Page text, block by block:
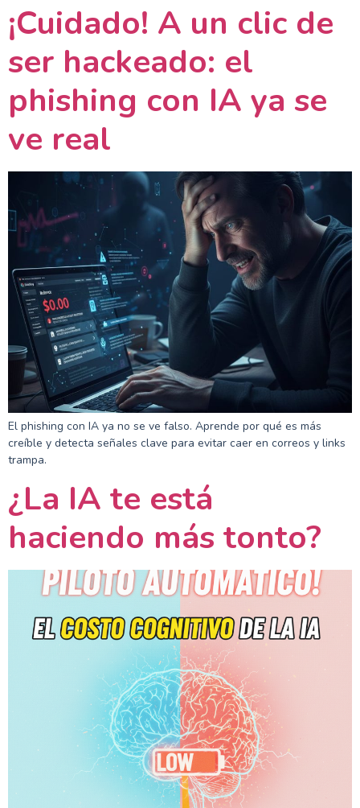
¡Cuidado! A un clic de
ser hackeado: el
phishing con IA ya se
ve real
El phishing con IA ya no se ve falso. Aprende por qué es más
creíble y detecta señales clave para evitar caer en correos y links
trampa.
¿La IA te está
haciendo más tonto?